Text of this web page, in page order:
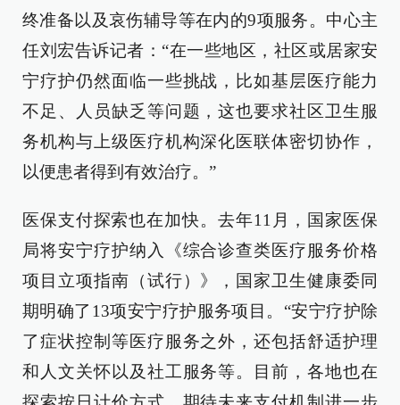
终准备以及哀伤辅导等在内的9项服务。中心主
任刘宏告诉记者：“在一些地区，社区或居家安
宁疗护仍然面临一些挑战，比如基层医疗能力
不足、人员缺乏等问题，这也要求社区卫生服
务机构与上级医疗机构深化医联体密切协作，
以便患者得到有效治疗。”
医保支付探索也在加快。去年11月，国家医保
局将安宁疗护纳入《综合诊查类医疗服务价格
项目立项指南（试行）》，国家卫生健康委同
期明确了13项安宁疗护服务项目。“安宁疗护除
了症状控制等医疗服务之外，还包括舒适护理
和人文关怀以及社工服务等。目前，各地也在